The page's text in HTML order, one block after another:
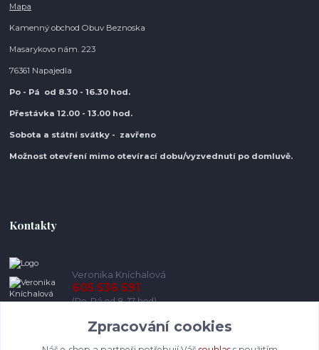
Mapa
Kamenný obchod Obuv Beznoska
Masarykovo nám. 223
76361 Napajedla
Po - Pá od 8.30 - 16.30 hod.
Přestávka 12.00 - 13.00 hod.
Sobota a státní svátky - zavřeno
Možnost otevření mimo otevírací dobu/vyzvednutí po domluvě.
Kontakty
Veronika Kníchalová
605 536 591
(Po-Pá od 8-17 hod)
info@pohodlneboty.cz
Zpracování cookies